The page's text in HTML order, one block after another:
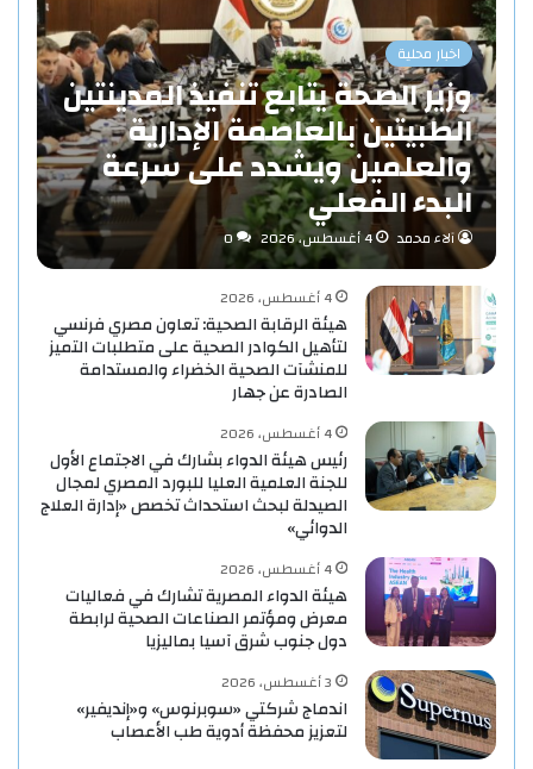
اخبار محلية
وزير الصحة يتابع تنفيذ المدينتين
الطبيتين بالعاصمة الإدارية
والعلمين ويشدد على سرعة
البدء الفعلي
آلاء محمد 4 أغسطس، 2026 0
4 أغسطس، 2026
هيئة الرقابة الصحية: تعاون مصري فرنسي
لتأهيل الكوادر الصحية على متطلبات التميز
للمنشآت الصحية الخضراء والمستدامة
الصادرة عن جهار
4 أغسطس، 2026
رئيس هيئة الدواء بشارك في الاجتماع الأول
للجنة العلمية العليا للبورد المصري لمجال
الصيدلة لبحث استحداث تخصص «إدارة العلاج
الدوائي»
4 أغسطس، 2026
هيئة الدواء المصرية تشارك في فعاليات
معرض ومؤتمر الصناعات الصحية لرابطة
دول جنوب شرق آسيا بماليزيا
3 أغسطس، 2026
اندماج شركتي «سوبرنوس» و«إنديفير»
لتعزيز محفظة أدوية طب الأعصاب